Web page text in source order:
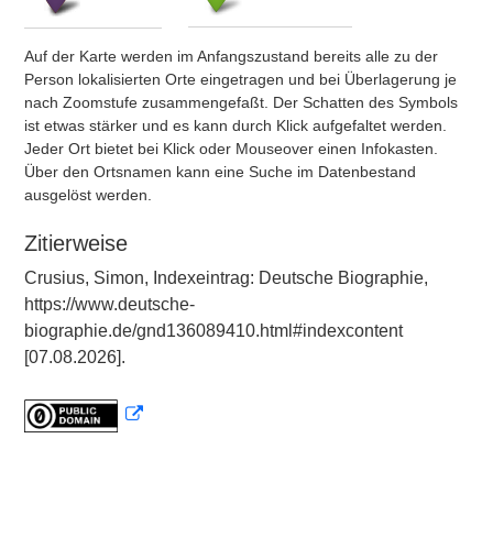
Auf der Karte werden im Anfangszustand bereits alle zu der
Person lokalisierten Orte eingetragen und bei Überlagerung je
nach Zoomstufe zusammengefaßt. Der Schatten des Symbols
ist etwas stärker und es kann durch Klick aufgefaltet werden.
Jeder Ort bietet bei Klick oder Mouseover einen Infokasten.
Über den Ortsnamen kann eine Suche im Datenbestand
ausgelöst werden.
Zitierweise
Crusius, Simon, Indexeintrag: Deutsche Biographie,
https://www.deutsche-
biographie.de/gnd136089410.html#indexcontent
[07.08.2026].